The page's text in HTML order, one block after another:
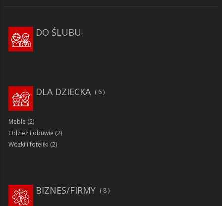
DO ŚLUBU
6
DLA DZIECKA
Meble (2)
Odzież i obuwie (2)
Wózki i foteliki (2)
8
BIZNES/FIRMY